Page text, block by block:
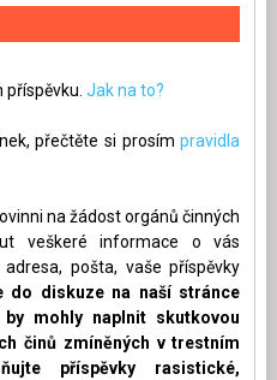
Jak na to?
přečtěte si prosímpravidla
na žádost orgánů činných
veškeré informace o vás
pošta, vaše příspěvky
do diskuze na naší stránce
mohly naplnit skutkovou
činů zmíněných v trestním
příspěvky rasistické,